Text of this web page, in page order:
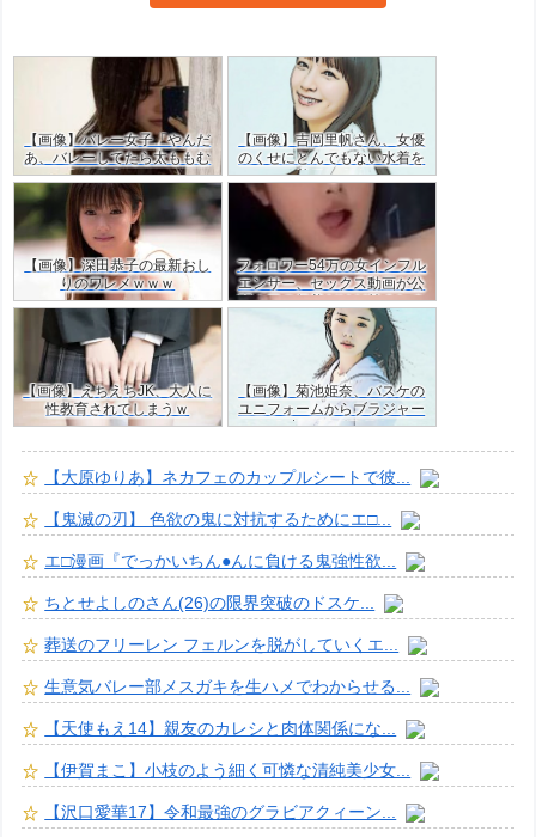
【画像】バレー女子「やんだ
あ、バレーしてたら太ももむ
ちむちやん…」ｗｗ
【画像】吉岡里帆さん、女優
のくせにとんでもない水着を
着てしまう
【画像】深田恭子の最新おし
りのワレメｗｗｗ
フォロワー54万の女インフル
エンサー、セックス動画が公
開！目の保養だけど羨ましす
ぎた・・ｗｗ
【画像】えちえちJK、大人に
性教育されてしまうｗ
【画像】菊池姫奈、バスケの
ユニフォームからブラジャー
はみ出すJKグラドルｗ
【大原ゆりあ】ネカフェのカップルシートで彼...
【鬼滅の刃】 色欲の鬼に対抗するためにエ□...
エ□漫画『でっかいちん●んに負ける鬼強性欲...
ちとせよしのさん(26)の限界突破のドスケ...
葬送のフリーレン フェルンを脱がしていくエ...
生意気バレー部メスガキを生ハメでわからせる...
【天使もえ14】親友のカレシと肉体関係にな...
【伊賀まこ】小枝のよう細く可憐な清純美少女...
【沢口愛華17】令和最強のグラビアクィーン...